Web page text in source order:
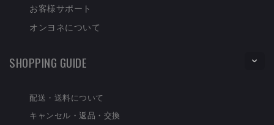
お客様サポート
オンヨネについて
SHOPPING GUIDE
配送・送料について
キャンセル・返品・交換